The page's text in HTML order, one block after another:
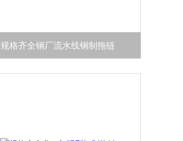
规格齐全钢厂流水线钢制拖链